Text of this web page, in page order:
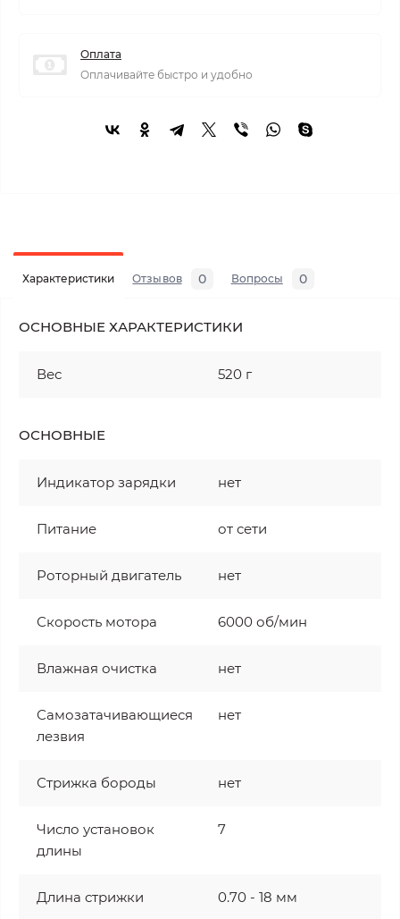
Оплата
Оплачивайте быстро и удобно
Характеристики Отзывов 0 Вопросы 0
ОСНОВНЫЕ ХАРАКТЕРИСТИКИ
Вес 520 г
ОСНОВНЫЕ
Индикатор зарядки нет
Питание от сети
Роторный двигатель нет
Скорость мотора 6000 об/мин
Влажная очистка нет
Самозатачивающиеся
лезвия
нет
Стрижка бороды нет
Число установок
длины
7
Длина стрижки 0.70 - 18 мм